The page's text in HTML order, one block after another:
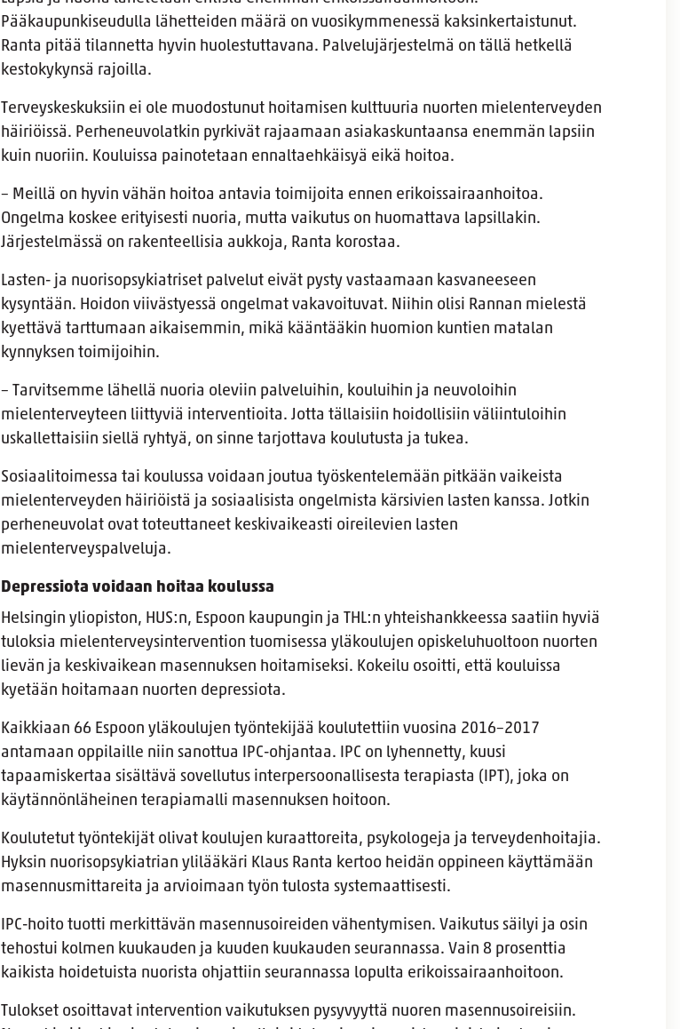
Pääkaupunkiseudulla lähetteiden määrä on vuosikymmenessä kaksinkertaistunut.
Ranta pitää tilannetta hyvin huolestuttavana. Palvelujärjestelmä on tällä hetkellä
kestokykynsä rajoilla.
Terveyskeskuksiin ei ole muodostunut hoitamisen kulttuuria nuorten mielenterveyden
häiriöissä. Perheneuvolatkin pyrkivät rajaamaan asiakaskuntaansa enemmän lapsiin
kuin nuoriin. Kouluissa painotetaan ennaltaehkäisyä eikä hoitoa.
– Meillä on hyvin vähän hoitoa antavia toimijoita ennen erikoissairaanhoitoa.
Ongelma koskee erityisesti nuoria, mutta vaikutus on huomattava lapsillakin.
Järjestelmässä on rakenteellisia aukkoja, Ranta korostaa.
Lasten- ja nuorisopsykiatriset palvelut eivät pysty vastaamaan kasvaneeseen
kysyntään. Hoidon viivästyessä ongelmat vakavoituvat. Niihin olisi Rannan mielestä
kyettävä tarttumaan aikaisemmin, mikä kääntääkin huomion kuntien matalan
kynnyksen toimijoihin.
– Tarvitsemme lähellä nuoria oleviin palveluihin, kouluihin ja neuvoloihin
mielenterveyteen liittyviä interventioita. Jotta tällaisiin hoidollisiin väliintuloihin
uskallettaisiin siellä ryhtyä, on sinne tarjottava koulutusta ja tukea.
Sosiaalitoimessa tai koulussa voidaan joutua työskentelemään pitkään vaikeista
mielenterveyden häiriöistä ja sosiaalisista ongelmista kärsivien lasten kanssa. Jotkin
perheneuvolat ovat toteuttaneet keskivaikeasti oireilevien lasten
mielenterveyspalveluja.
Depressiota voidaan hoitaa koulussa
Helsingin yliopiston, HUS:n, Espoon kaupungin ja THL:n yhteishankkeessa saatiin hyviä
tuloksia mielenterveysintervention tuomisessa yläkoulujen opiskeluhuoltoon nuorten
lievän ja keskivaikean masennuksen hoitamiseksi. Kokeilu osoitti, että kouluissa
kyetään hoitamaan nuorten depressiota.
Kaikkiaan 66 Espoon yläkoulujen työntekijää koulutettiin vuosina 2016–2017
antamaan oppilaille niin sanottua IPC-ohjantaa. IPC on lyhennetty, kuusi
tapaamiskertaa sisältävä sovellutus interpersoonallisesta terapiasta (IPT), joka on
käytännönläheinen terapiamalli masennuksen hoitoon.
Koulutetut työntekijät olivat koulujen kuraattoreita, psykologeja ja terveydenhoitajia.
Hyksin nuorisopsykiatrian ylilääkäri Klaus Ranta kertoo heidän oppineen käyttämään
masennusmittareita ja arvioimaan työn tulosta systemaattisesti.
IPC-hoito tuotti merkittävän masennusoireiden vähentymisen. Vaikutus säilyi ja osin
tehostui kolmen kuukauden ja kuuden kuukauden seurannassa. Vain 8 prosenttia
kaikista hoidetuista nuorista ohjattiin seurannassa lopulta erikoissairaanhoitoon.
Tulokset osoittavat intervention vaikutuksen pysyvyyttä nuoren masennusoireisiin.